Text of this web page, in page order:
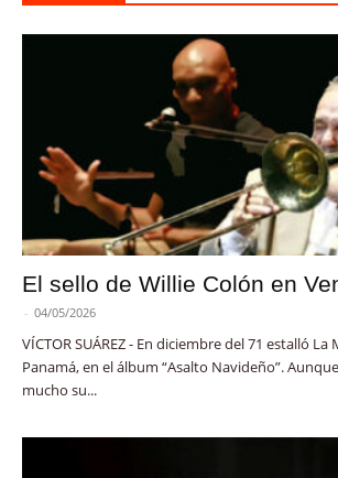
El sello de Willie Colón en
- 04/05/2026
VÍCTOR SUÁREZ - En diciembre del 71 estalló
Panamá, en el álbum “Asalto Navideño”.
mucho su...